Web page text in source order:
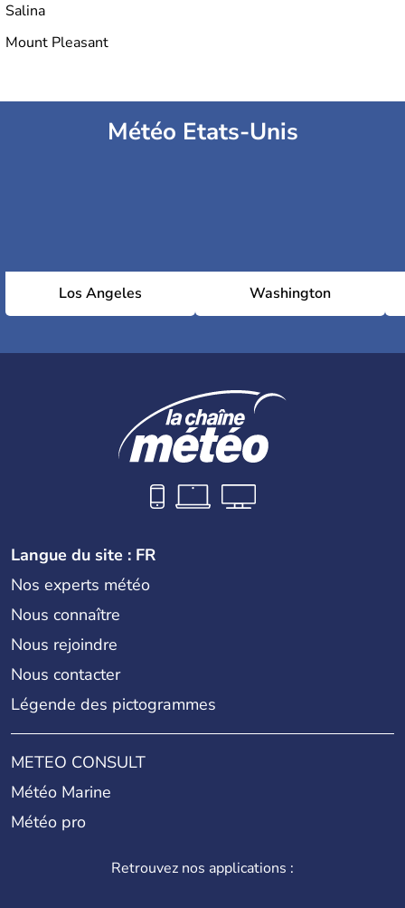
Salina
Mount Pleasant
Météo Etats-Unis
Los Angeles Washington
Langue du site : FR
Nos experts météo
Nous connaître
Nous rejoindre
Nous contacter
Légende des pictogrammes
METEO CONSULT
Météo Marine
Météo pro
Retrouvez nos applications :